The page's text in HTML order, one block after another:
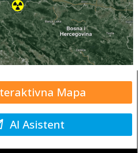
Mapa
AI Asistent